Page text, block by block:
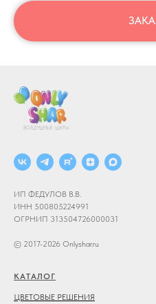
ИП ФЕДУЛОВ В.В.
ИНН 500805224991
ОГРНИП 313504726000031
© 2017-2026 Onlyshar.ru
КАТАЛОГ
ЦВЕТОВЫЕ РЕШЕНИЯ